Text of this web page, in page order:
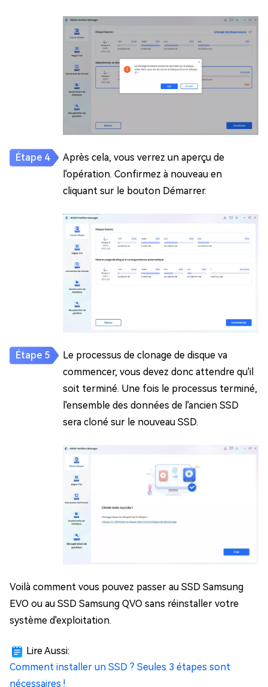
Après cela, vous verrez un aperçu de
l'opération. Confirmez à nouveau en
cliquant sur le bouton Démarrer.
Le processus de clonage de disque va
commencer, vous devez donc attendre qu'il
soit terminé. Une fois le processus terminé,
l'ensemble des données de l'ancien SSD
sera cloné sur le nouveau SSD.
Voilà comment vous pouvez passer au SSD Samsung
EVO ou au SSD Samsung QVO sans réinstaller votre
système d'exploitation.
Lire Aussi:
Comment installer un SSD ? Seules 3 étapes sont
nécessaires !